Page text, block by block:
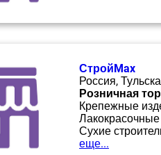
СтройMax
Россия,
Розничная
Крепежные
Сухие
еще...